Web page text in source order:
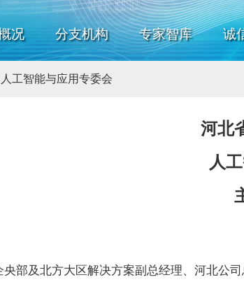
况 分支机构 专家智库 诚
人工智能与应用专委会
河北
人
部及北方大区解决方案副总经理、河北公